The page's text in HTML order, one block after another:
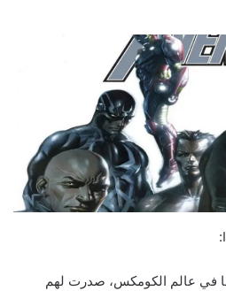
في عالم الكومكس، صدرت لهم